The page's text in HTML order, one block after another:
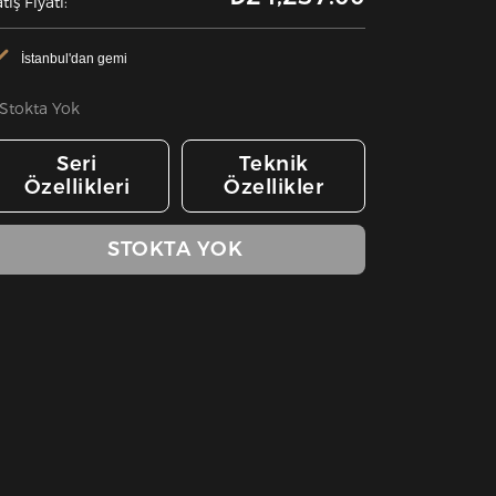
İstanbul'dan gemi
Stokta Yok
Seri
Özellikleri
Teknik
Özellikler
STOKTA YOK